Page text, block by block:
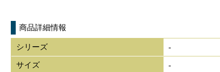
商品詳細情報
シリーズ -
サイズ -